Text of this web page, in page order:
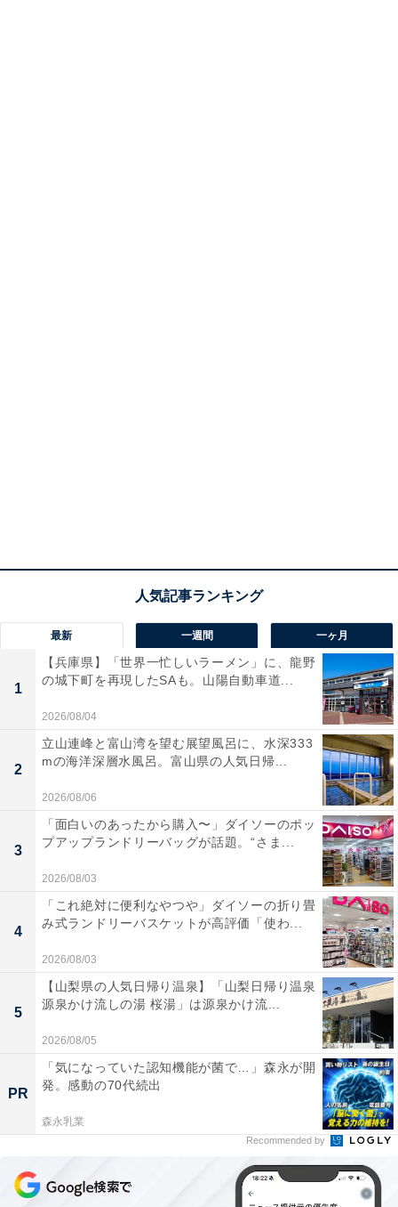
最新 一週間 一ヶ月
1
【兵庫県】「世界一忙しいラーメン」に、龍野
の城下町を再現したSAも。山陽自動車道...
2026/08/04
2
立山連峰と富山湾を望む展望風呂に、水深333
mの海洋深層水風呂。富山県の人気日帰...
2026/08/06
3
「面白いのあったから購入〜」ダイソーのポッ
プアップランドリーバッグが話題。“さま...
2026/08/03
4
「これ絶対に便利なやつや」ダイソーの折り畳
み式ランドリーバスケットが高評価「使わ...
2026/08/03
5
【山梨県の人気日帰り温泉】「山梨日帰り温泉
源泉かけ流しの湯 桜湯」は源泉かけ流...
2026/08/05
PR
「気になっていた認知機能が菌で…」森永が開
発。感動の70代続出
森永乳業
Recommended by